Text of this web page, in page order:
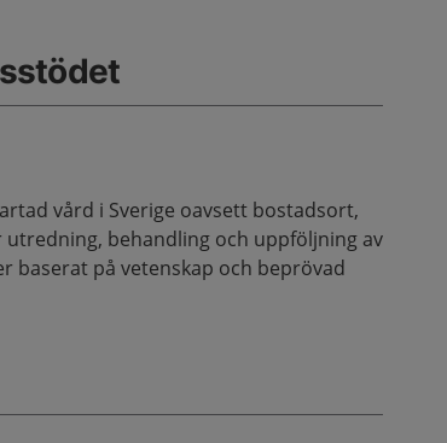
vård i Sverige oavsett bostadsort,
behandling och uppföljning av
baserat på vetenskap och beprövad